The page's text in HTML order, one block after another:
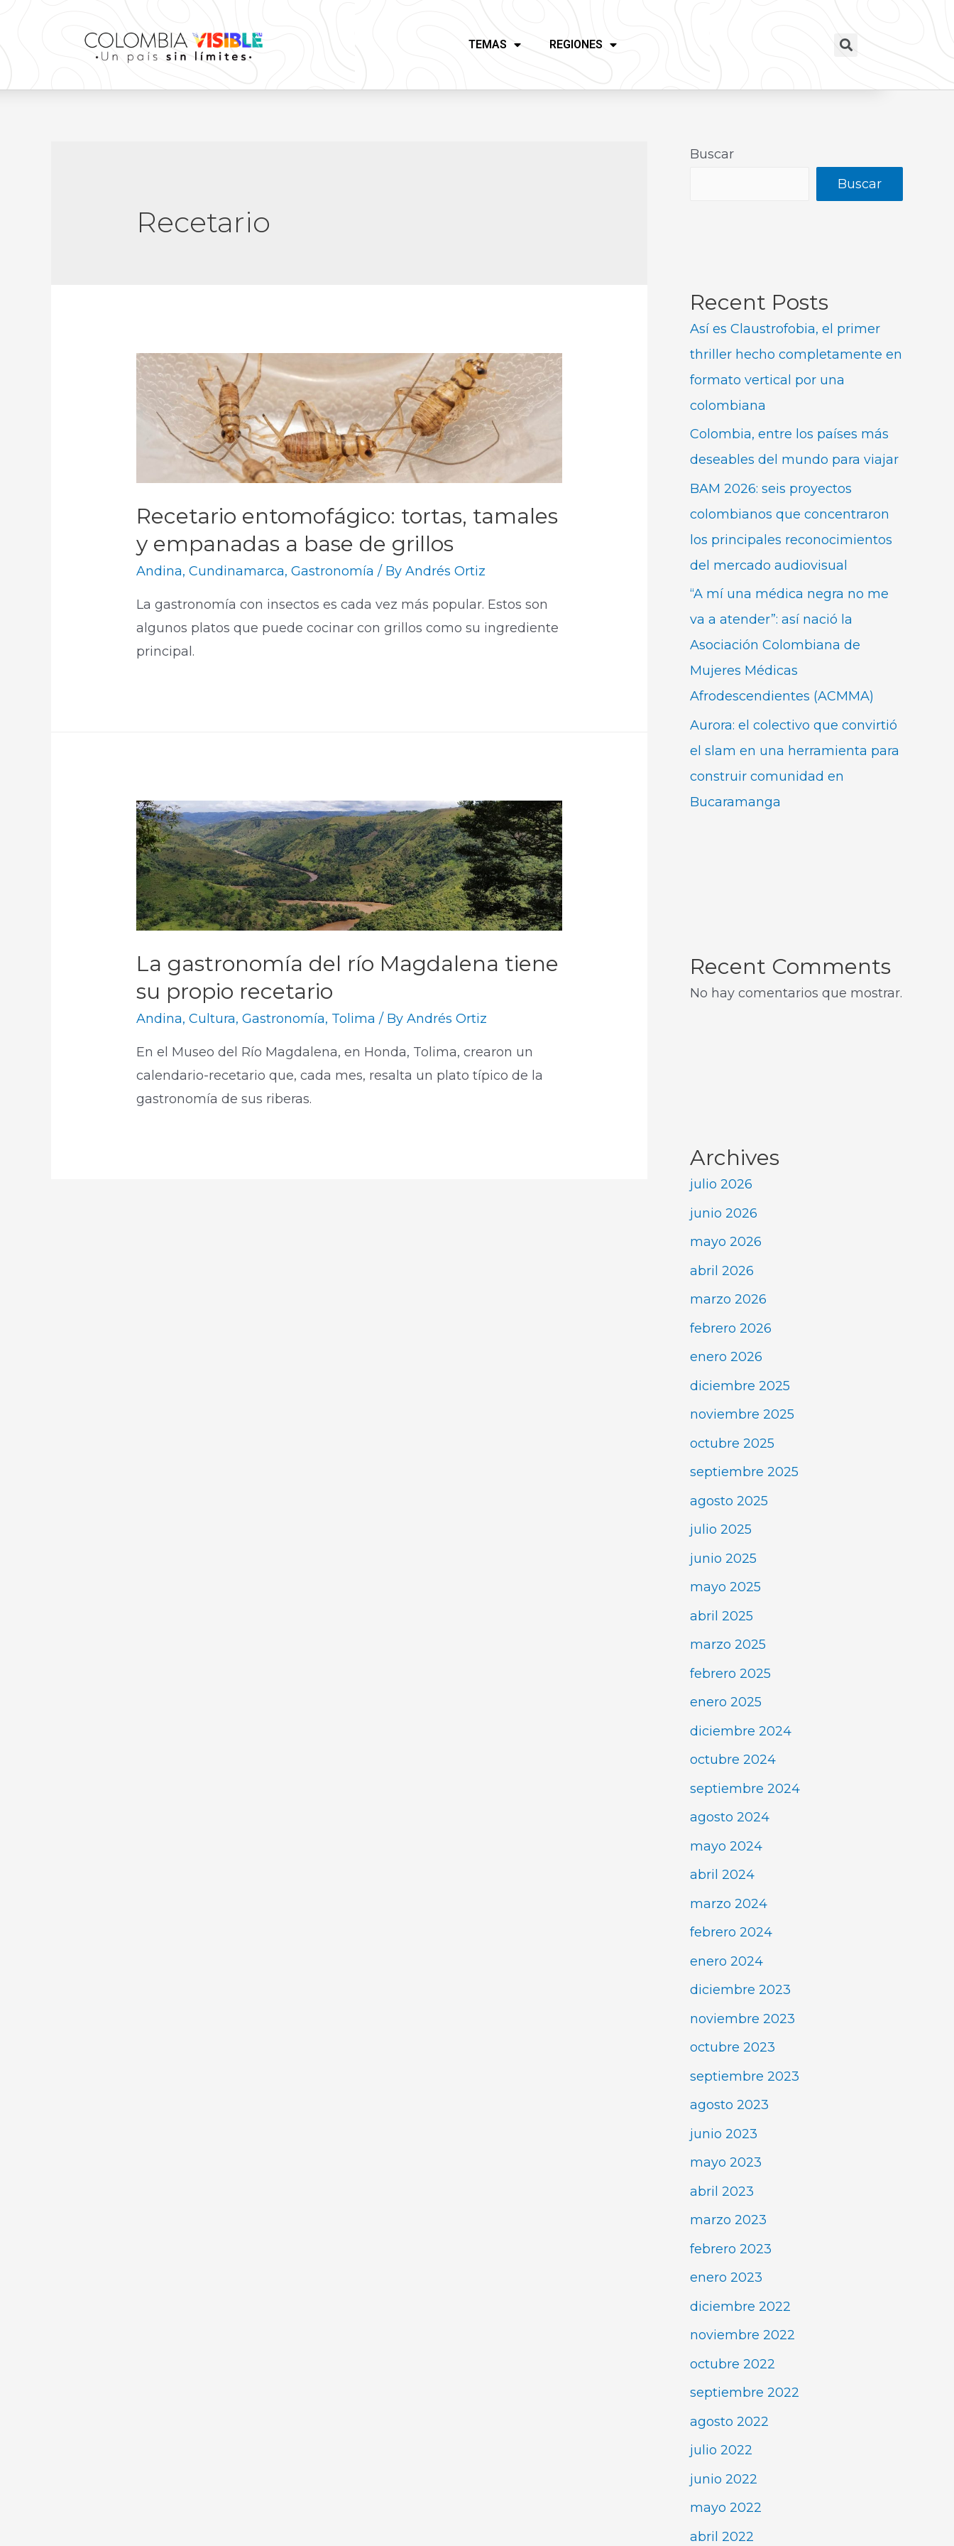
TEMAS REGIONES
Recetario
Recetario entomofágico: tortas, tamales
y empanadas a base de grillos
Andina,Cundinamarca,Gastronomía / ByAndrés Ortiz
La gastronomía con insectos es cada vez más popular. Estos son
algunos platos que puede cocinar con grillos como su ingrediente
principal.
La gastronomía del río Magdalena tiene
su propio recetario
Andina,Cultura,Gastronomía, Tolima / ByAndrés Ortiz
En el Museo del Río Magdalena, en Honda, Tolima, crearon un
calendario-recetario que, cada mes, resalta un plato típico de la
gastronomía de sus riberas.
Buscar
Buscar
Recent Posts
Así es Claustrofobia, el primer
thriller hecho completamente en
formato vertical por una
colombiana
Colombia, entre los países más
deseables del mundo para viajar
BAM 2026: seis proyectos
colombianos que concentraron
los principales reconocimientos
del mercado audiovisual
“A mí una médica negra no me
va a atender”: así nació la
Asociación Colombiana de
Mujeres Médicas
Afrodescendientes (ACMMA)
Aurora: el colectivo que convirtió
el slam en una herramienta para
construir comunidad en
Bucaramanga
Recent Comments
No hay comentarios que mostrar.
Archives
julio 2026
junio 2026
mayo 2026
abril 2026
marzo 2026
febrero 2026
enero 2026
diciembre 2025
noviembre 2025
octubre 2025
septiembre 2025
agosto 2025
julio 2025
junio 2025
mayo 2025
abril 2025
marzo 2025
febrero 2025
enero 2025
diciembre 2024
octubre 2024
septiembre 2024
agosto 2024
mayo 2024
abril 2024
marzo 2024
febrero 2024
enero 2024
diciembre 2023
noviembre 2023
octubre 2023
septiembre 2023
agosto 2023
junio 2023
mayo 2023
abril 2023
marzo 2023
febrero 2023
enero 2023
diciembre 2022
noviembre 2022
octubre 2022
septiembre 2022
agosto 2022
julio 2022
junio 2022
mayo 2022
abril 2022